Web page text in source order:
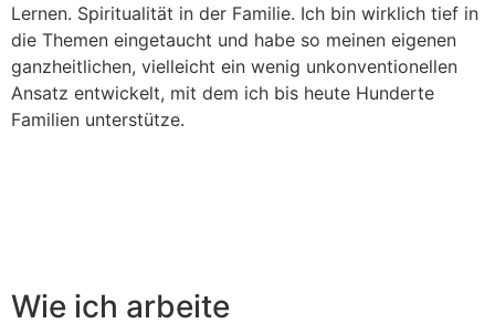
Lernen. Spiritualität in der Familie. Ich bin wirklich tief in
die Themen eingetaucht und habe so meinen eigenen
ganzheitlichen, vielleicht ein wenig unkonventionellen
Ansatz entwickelt, mit dem ich bis heute Hunderte
Familien unterstütze.
Wie ich arbeite